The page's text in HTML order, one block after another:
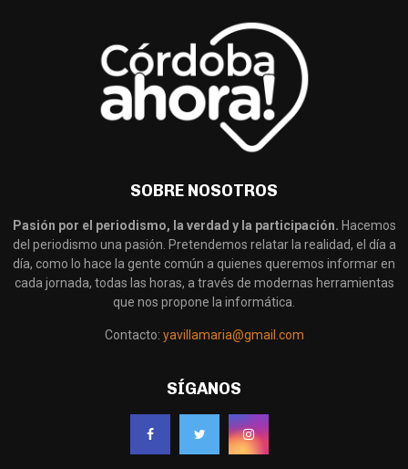
SOBRE NOSOTROS
Pasión por el periodismo, la verdad y la participación. Hacemos
del periodismo una pasión. Pretendemos relatar la realidad, el día a
día, como lo hace la gente común a quienes queremos informar en
cada jornada, todas las horas, a través de modernas herramientas
que nos propone la informática.
Contacto: yavillamaria@gmail.com
SÍGANOS